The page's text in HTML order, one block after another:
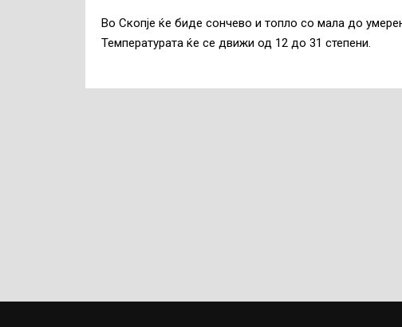
Во Скопје ќе биде сончево и топло со мала до
Температурата ќе се движи од 12 до 31 степени.